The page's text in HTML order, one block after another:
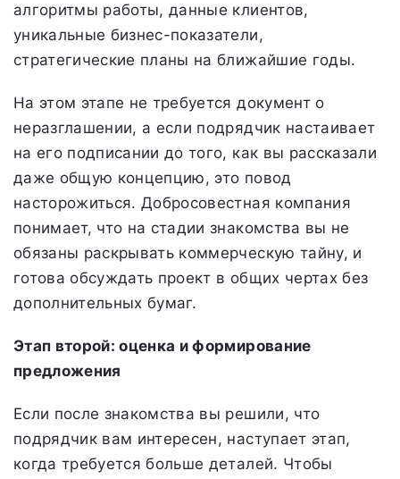
алгоритмы работы, данные клиентов,
уникальные бизнес-показатели,
стратегические планы на ближайшие годы.
На этом этапе не требуется документ о
неразглашении, а если подрядчик настаивает
на его подписании до того, как вы рассказали
даже общую концепцию, это повод
насторожиться. Добросовестная компания
понимает, что на стадии знакомства вы не
обязаны раскрывать коммерческую тайну, и
готова обсуждать проект в общих чертах без
дополнительных бумаг.
Этап второй: оценка и формирование
предложения
Если после знакомства вы решили, что
подрядчик вам интересен, наступает этап,
когда требуется больше деталей. Чтобы